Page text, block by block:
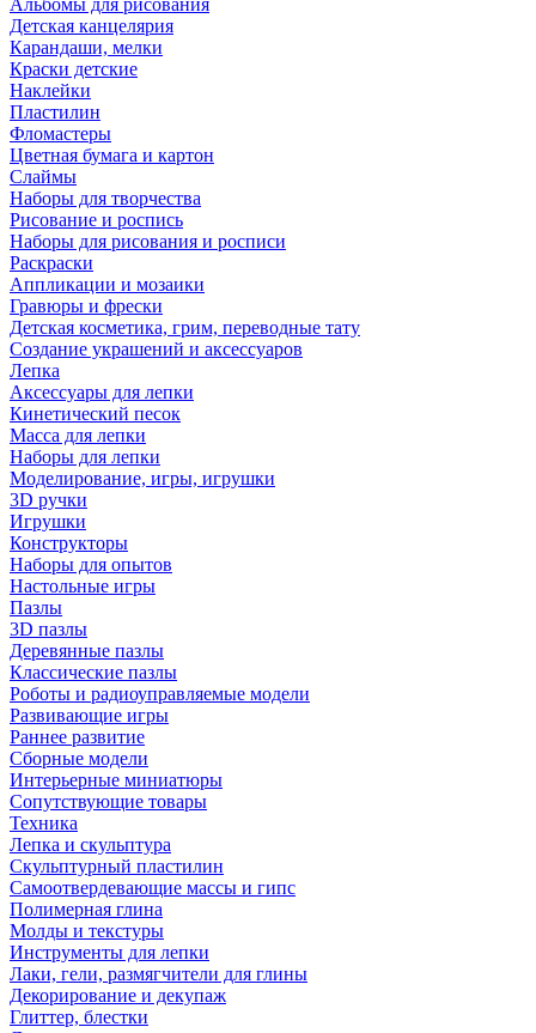
Альбомы для рисования
Детская канцелярия
Карандаши, мелки
Краски детские
Наклейки
Пластилин
Фломастеры
Цветная бумага и картон
Слаймы
Наборы для творчества
Рисование и роспись
Наборы для рисования и росписи
Раскраски
Аппликации и мозаики
Гравюры и фрески
Детская косметика, грим, переводные тату
Создание украшений и аксессуаров
Лепка
Аксессуары для лепки
Кинетический песок
Масса для лепки
Наборы для лепки
Моделирование, игры, игрушки
3D ручки
Игрушки
Конструкторы
Наборы для опытов
Настольные игры
Пазлы
3D пазлы
Деревянные пазлы
Классические пазлы
Роботы и радиоуправляемые модели
Развивающие игры
Раннее развитие
Сборные модели
Интерьерные миниатюры
Сопутствующие товары
Техника
Лепка и скульптура
Скульптурный пластилин
Самоотвердевающие массы и гипс
Полимерная глина
Молды и текстуры
Инструменты для лепки
Лаки, гели, размягчители для глины
Декорирование и декупаж
Глиттер, блестки